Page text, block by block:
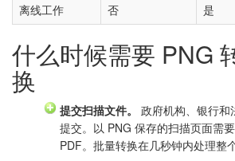
离线工作
否 是
什么时候需要 PNG
换
提交扫描文件。
政府机构、银行和
提交。以 PNG 保存的扫描页面需
PDF。批量转换在几秒钟内处理整